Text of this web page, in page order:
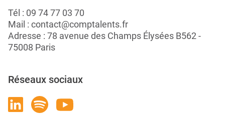
Tél : 09 74 77 03 70
Mail : contact@comptalents.fr
Adresse : 78 avenue des Champs Élysées B562 -
75008 Paris
Réseaux sociaux